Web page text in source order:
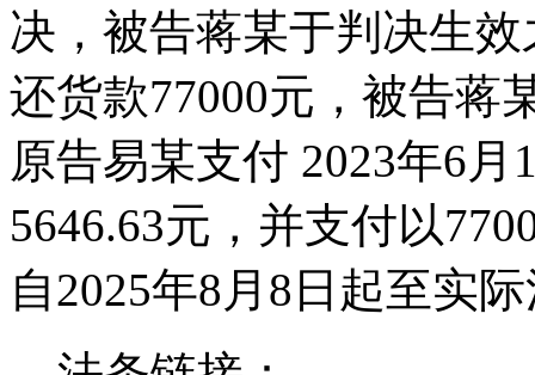
决，被告蒋某于判决生
还货款77000元，被告蒋
原告易某支付 2023年6
5646.63元，并支付以
自2025年8月8日起至实